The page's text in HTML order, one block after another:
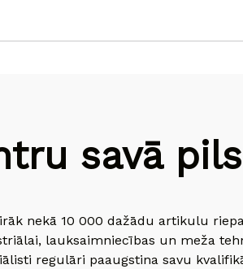
savā
nekā 10 000 dažādu artikulu
lauksaimniecības un meža
regulāri paaugstina savu